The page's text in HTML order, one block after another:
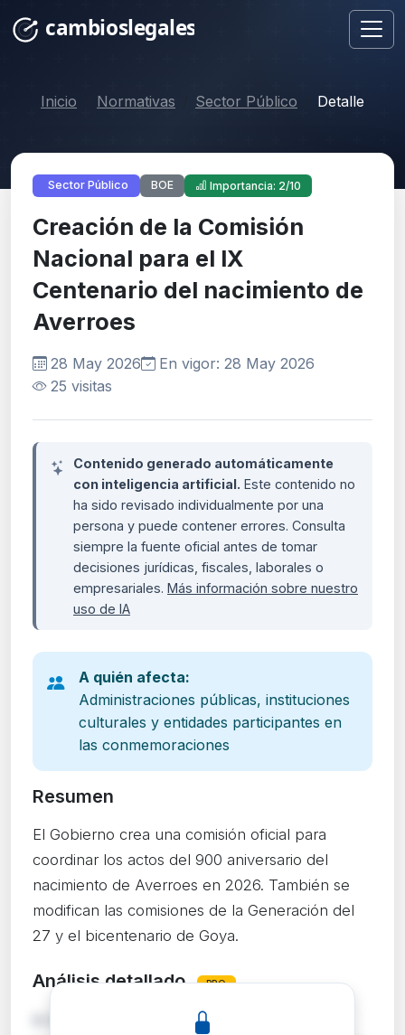
Inicio Normativas Sector Público Detalle
Sector Público BOE Importancia: 2/10
Creación de la Comisión
Nacional para el IX
Centenario del nacimiento de
Averroes
28 May 2026
En vigor: 28 May 2026
25 visitas
Contenido generado automáticamente
con inteligencia artificial. Este contenido no
ha sido revisado individualmente por una
persona y puede contener errores. Consulta
siempre la fuente oficial antes de tomar
decisiones jurídicas, fiscales, laborales o
empresariales. Más información sobre nuestro
uso de IA
A quién afecta:
Administraciones públicas, instituciones
culturales y entidades participantes en
las conmemoraciones
Resumen
El Gobierno crea una comisión oficial para
coordinar los actos del 900 aniversario del
nacimiento de Averroes en 2026. También se
modifican las comisiones de la Generación del
27 y el bicentenario de Goya.
Análisis detallado PRO
El Real Decreto 413/2026 crea la Comisión